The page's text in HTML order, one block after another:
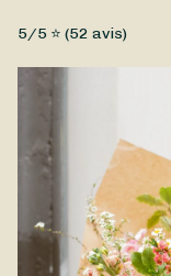
Pour ce jour si
Bouquet Fête des
point vous l'aimez.
Fête des Mères est
Goële et dans ses
5/5 ⭐ (52 avis)